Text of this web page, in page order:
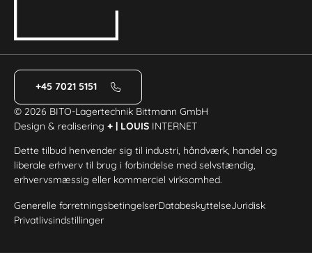
+45 7021 5151
© 2026 BITO-Lagertechnik Bittmann GmbH
Design & realisering+ | LOUIS INTERNET
Dette tilbud henvender sig til industri, håndværk, handel og
liberale erhverv til brug i forbindelse med selvstændig,
erhvervsmæssig eller kommerciel virksomhed.
Generelle forretningsbetingelserDatabeskyttelseJuridisk
Privatlivsindstillinger